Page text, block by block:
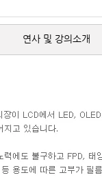
연사 및 강의소개